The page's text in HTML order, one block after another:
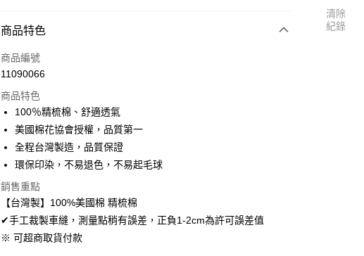
付款方式
信用卡一次付款
LINE Pay
Apple Pay
悠遊付
Google Pay
相關說明
【關於「AFTEE先享後付」】
商品特色
商品編號
11090066
商品特色
100％精梳棉、舒適透氣
美國棉花協會授權，品質第一
全程台灣製造，品質保證
環保印染，不易退色，不易起毛球
銷售重點
【台灣製】100%美國棉 精梳棉
✔手工裁製車縫，測量點稍有誤差，正負1-2cm為許可誤差值
※ 可超商取貨付款
清除
紀錄